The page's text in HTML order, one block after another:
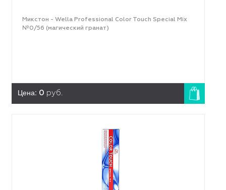
Микстон - Wella Professional Color Touch Special Mix
№0/56 (магический гранат)
Цена: 0 руб.